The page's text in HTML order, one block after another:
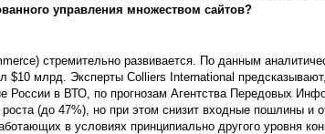
управления множеством сайтов?
стремительно развивается. По данным
$10 млрд. Эксперты Colliers International
России в ВТО, по прогнозам Агентства Передовых
(до 47%), но при этом снизит входные пошлины и
в условиях принципиально другого уровня